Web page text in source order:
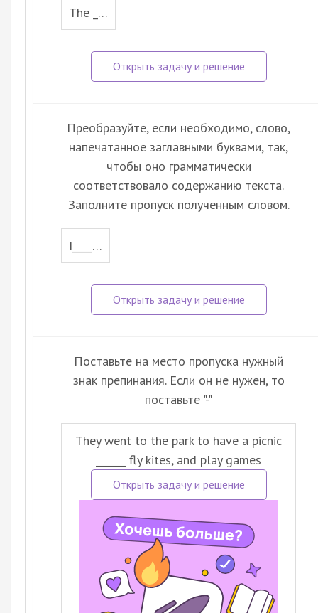
The _…
Преобразуйте, если необходимо, слово,
напечатанное заглавными буквами, так,
чтобы оно грамматически
соответствовало содержанию текста.
Заполните пропуск полученным словом.
I____…
Поставьте на место пропуска нужный
знак препинания. Если он не нужен, то
поставьте "-"
They went to the park to have a picniс
______ fly kites, and play games